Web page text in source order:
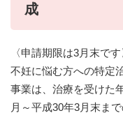
成
〈申請期限は3月末です
不妊に悩む方への特定
事業は、治療を受けた
月～平成30年3月末ま